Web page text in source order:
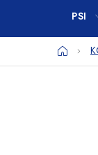
PSI
Domů